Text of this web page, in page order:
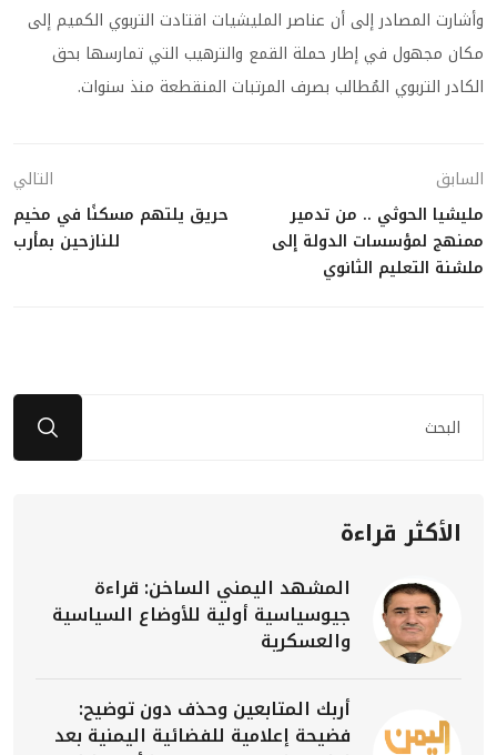
وأشارت المصادر إلى أن عناصر المليشيات اقتادت التربوي الكميم إلى
مكان مجهول في إطار حملة القمع والترهيب التي تمارسها بحق
الكادر التربوي المُطالب بصرف المرتبات المنقطعة منذ سنوات.
السابق
مليشيا الحوثي .. من تدمير
ممنهج لمؤسسات الدولة إلى
ملشنة التعليم الثانوي
التالي
حريق يلتهم مسكنًا في مخيم
للنازحين بمأرب
الأكثر قراءة
المشهد اليمني الساخن: قراءة
جيوسياسية أولية للأوضاع السياسية
والعسكرية
أربك المتابعين وحذف دون توضيح:
فضيحة إعلامية للفضائية اليمنية بعد